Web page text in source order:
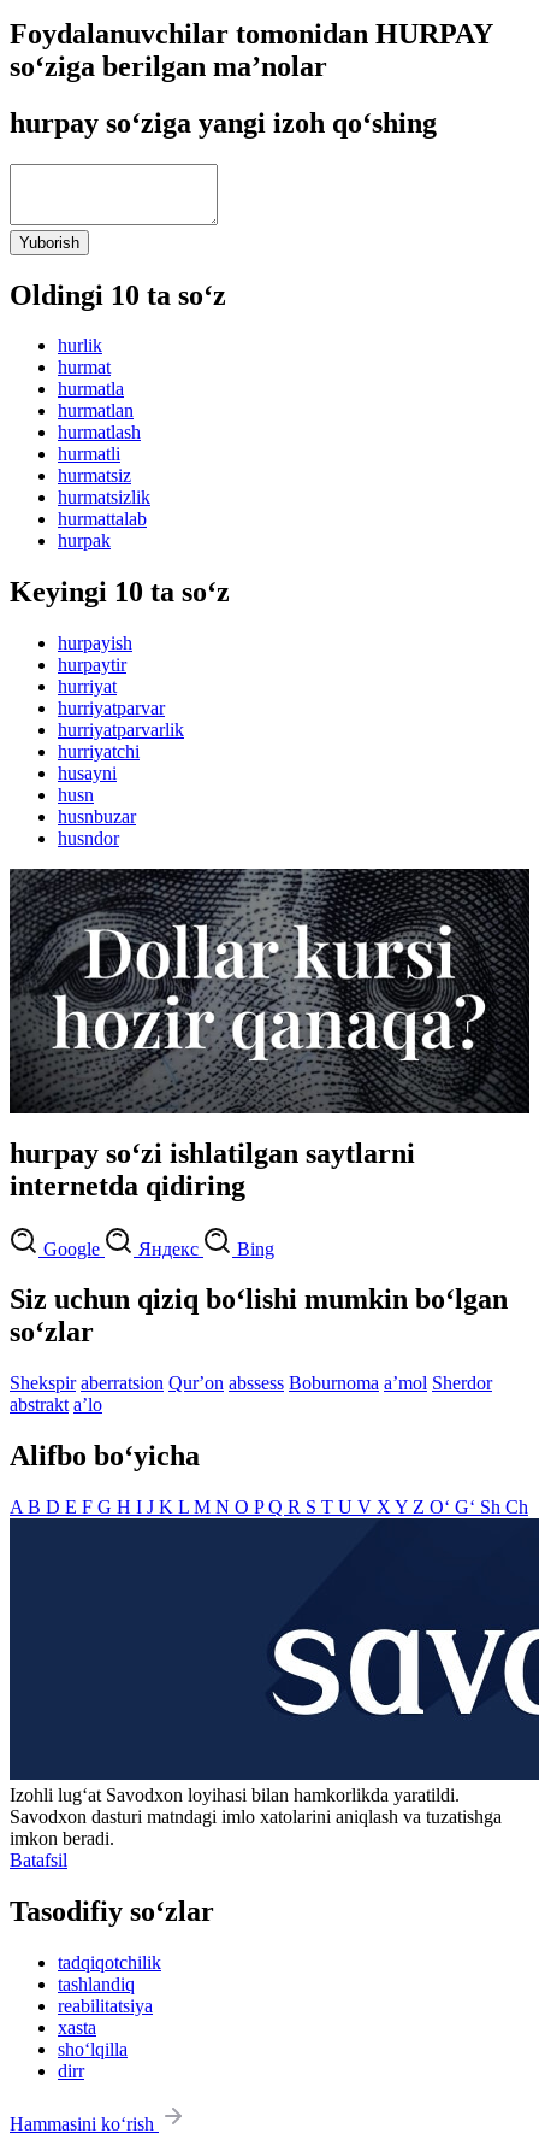
Foydalanuvchilar tomonidan HURPAY
so‘ziga berilgan ma’nolar
hurpay so‘ziga yangi izoh qo‘shing
Yuborish
Oldingi 10 ta so‘z
hurlik
hurmat
hurmatla
hurmatlan
hurmatlash
hurmatli
hurmatsiz
hurmatsizlik
hurmattalab
hurpak
Keyingi 10 ta so‘z
hurpayish
hurpaytir
hurriyat
hurriyatparvar
hurriyatparvarlik
hurriyatchi
husayni
husn
husnbuzar
husndor
hurpay so‘zi ishlatilgan saytlarni
internetda qidiring
Google Яндекс Bing
Siz uchun qiziq bo‘lishi mumkin bo‘lgan
so‘zlar
Shekspir aberratsion Qurʼon abssess Boburnoma aʼmol Sherdor
abstrakt aʼlo
Alifbo bo‘yicha
A B D E F G H I J K L M N O PQ R S T U V X Y Z O‘ G‘ Sh Ch
Izohli lugʻat Savodxon loyihasi bilan hamkorlikda yaratildi.
Savodxon dasturi matndagi imlo xatolarini aniqlash va tuzatishga
imkon beradi.
Batafsil
Tasodifiy so‘zlar
tadqiqotchilik
tashlandiq
reabilitatsiya
xasta
sho‘lqilla
dirr
Hammasini ko‘rish